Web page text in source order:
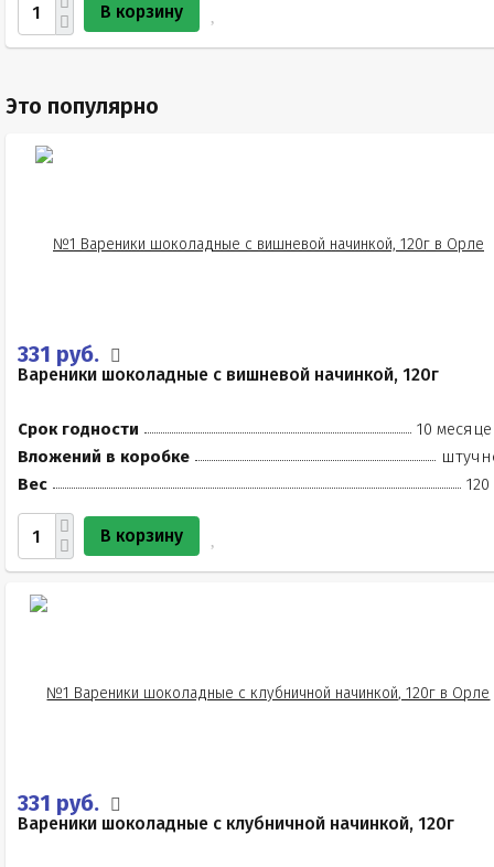
В корзину
Это популярно
331 руб.
Вареники шоколадные с вишневой начинкой, 120г
Срок годности
10
Вложений в коробке
Вес
120
В корзину
331 руб.
Вареники шоколадные с клубничной начинкой, 120г